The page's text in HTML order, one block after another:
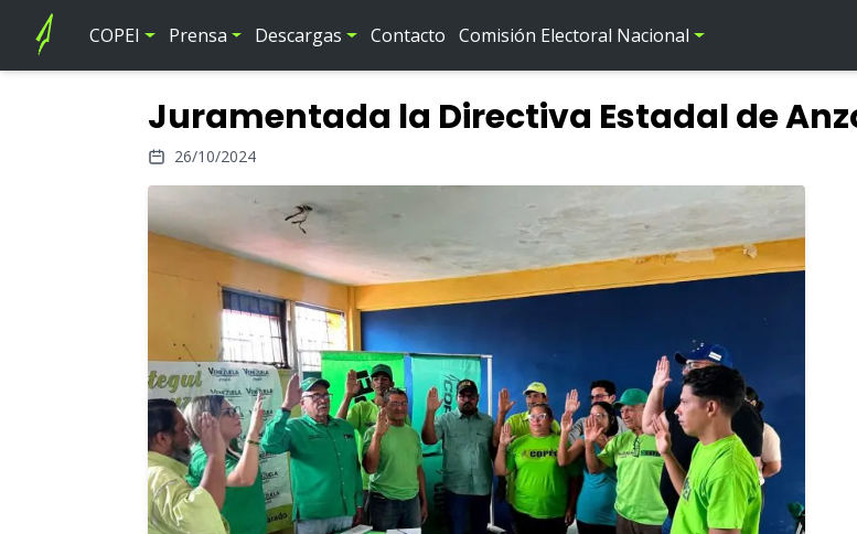
COPEI Prensa Descargas Contacto Comisión Electoral Nacional
Juramentada la Directiva Estadal de
26/10/2024